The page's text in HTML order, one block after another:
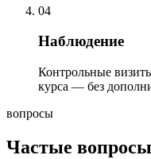
04
Наблюдение
Контрольные
курса — без
вопросы
Частые вопросы